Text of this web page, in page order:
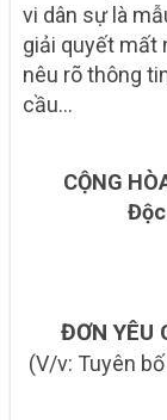
vi dân sự là
giải quyết mất
nêu rõ thông
cầu…
CỘNG
ĐƠN YÊU
(V/v: Tuyên